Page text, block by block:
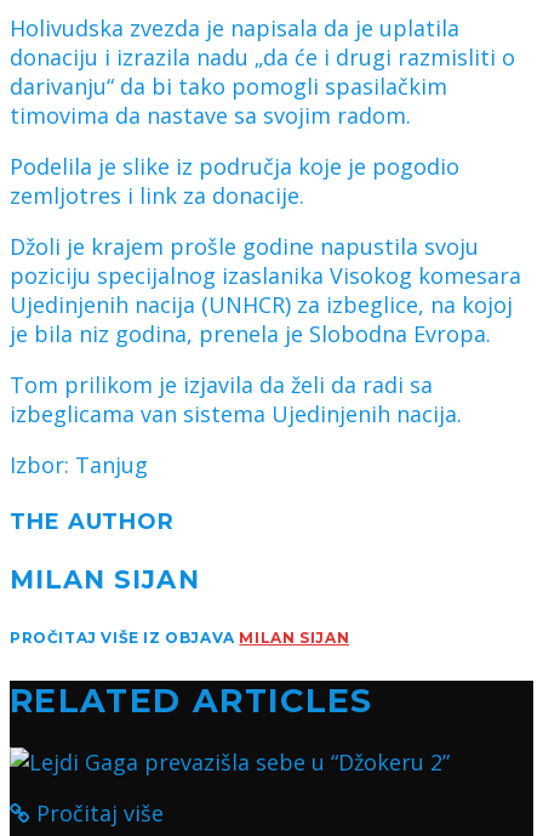
Holivudska zvezda je napisala da je uplatila
donaciju i izrazila nadu „da će i drugi razmisliti o
darivanju“ da bi tako pomogli spasilačkim
timovima da nastave sa svojim radom.
Podelila je slike iz područja koje je pogodio
zemljotres i link za donacije.
Džoli je krajem prošle godine napustila svoju
poziciju specijalnog izaslanika Visokog komesara
Ujedinjenih nacija (UNHCR) za izbeglice, na kojoj
je bila niz godina, prenela je Slobodna Evropa.
Tom prilikom je izjavila da želi da radi sa
izbeglicama van sistema Ujedinjenih nacija.
Izbor: Tanjug
THE AUTHOR
MILAN SIJAN
PROČITAJ VIŠE IZ OBJAVA MILAN SIJAN
RELATED ARTICLES
Pročitaj više